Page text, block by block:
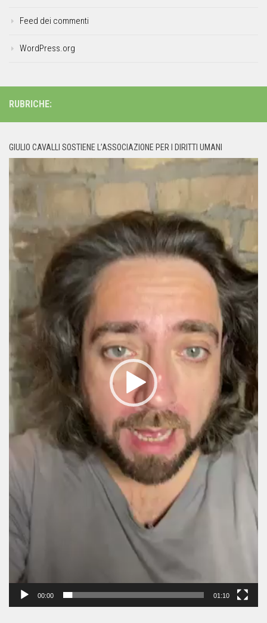
Feed dei commenti
WordPress.org
RUBRICHE:
GIULIO CAVALLI SOSTIENE L’ASSOCIAZIONE PER I DIRITTI UMANI
00:00 01:10